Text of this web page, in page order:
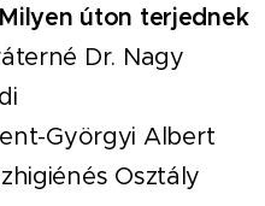
úton terjednek
Dr. Nagy
Györgyi Albert
Osztály